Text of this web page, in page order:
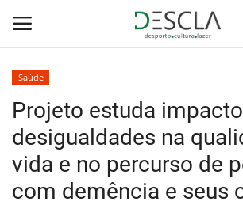
Home
...by Descla
Saúde
Projeto estuda
desigualdades na
vida e no percurso de
com demência e seus